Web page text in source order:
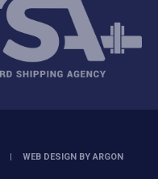
WEB DESIGN BYARGON